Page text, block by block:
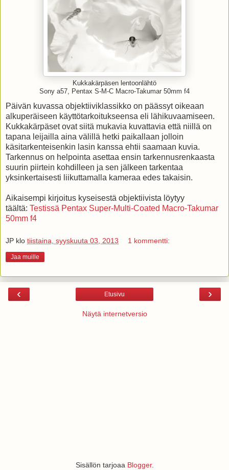
Kukkakärpäsen lentoonlähtö
Sony a57, Pentax S-M-C Macro-Takumar 50mm f4
Päivän kuvassa objektiiviklassikko on päässyt oikeaan
alkuperäiseen käyttötarkoitukseensa eli lähikuvaamiseen.
Kukkakärpäset ovat siitä mukavia kuvattavia että niillä on
tapana leijailla aina välillä hetki paikallaan jolloin
käsitarkenteisenkin lasin kanssa ehtii saamaan kuvia.
Tarkennus on helpointa asettaa ensin tarkennusrenkaasta
suurin piirtein kohdilleen ja sen jälkeen tarkentaa
yksinkertaisesti liikuttamalla kameraa edes takaisin.
Aikaisempi kirjoitus kyseisestä objektiivista löytyy
täältä: Testissä Pentax Super-Multi-Coated Macro-Takumar
50mm f4
JP klo tiistaina, syyskuuta 03, 2013 1 kommentti:
Jaa muille
‹ ›
Etusivu
Näytä internetversio
Sisällön tarjoaa Blogger.